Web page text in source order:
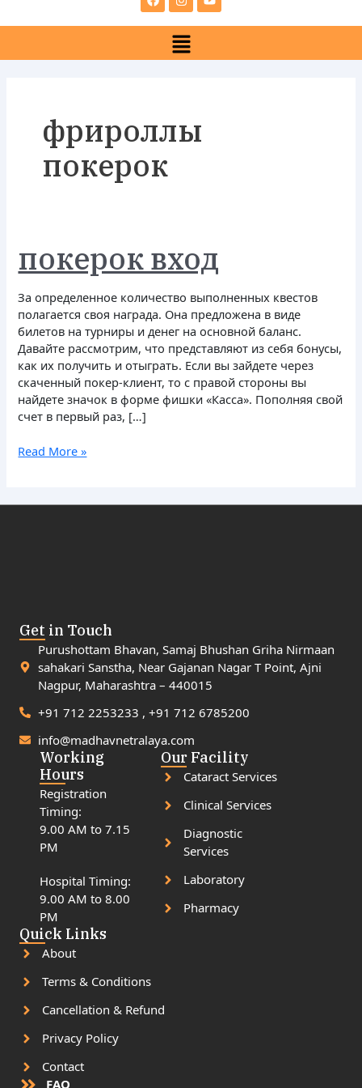
e
k
t
g
r
a
t
Menu
фрироллы
покерок
покерок вход
За определенное количество выполненных квестов
полагается своя награда. Она предложена в виде
билетов на турниры и денег на основной баланс.
Давайте рассмотрим, что представляют из себя бонусы,
как их получить и отыграть. Если вы зайдете через
скаченный покер-клиент, то с правой стороны вы
найдете значок в форме фишки «Касса». Пополняя свой
счет в первый раз, […]
вход
Read More »
Get in Touch
Purushottam Bhavan, Samaj Bhushan Griha Nirmaan
sahakari Sanstha, Near Gajanan Nagar T Point, Ajni
Nagpur, Maharashtra – 440015
+91 712 2253233 , +91 712 6785200
info@madhavnetralaya.com
Working
Hours
Registration
Timing:
9.00 AM to 7.15
PM
Hospital Timing:
9.00 AM to 8.00
PM
Our Facility
Cataract Services
Clinical Services
Diagnostic
Services
Laboratory
Pharmacy
Quick Links
About
Terms & Conditions
Cancellation & Refund
Privacy Policy
Contact
FAQ